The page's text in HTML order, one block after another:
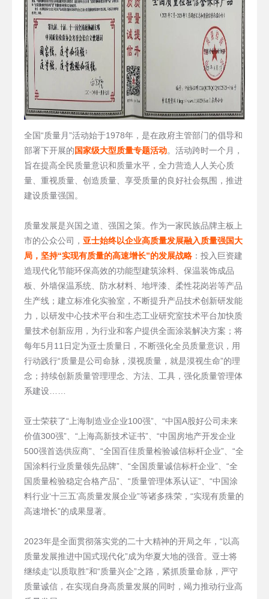
全国“质量月”活动始于1978年，是在政府主管部门的倡导和
部署下开展的国家级大型质量专题活动。活动跨时一个月，
旨在提高全民质量意识和质量水平，全力营造人人关心质
量、重视质量、创造质量、享受质量的良好社会氛围，推进
建设质量强国。
质量发展是兴国之道、强国之策。 作为一家民族品牌主板上
市的公众公司， 亚士始终以企业高质量发展融入质量强国大
局，坚持“实现有质量的高速增长”的发展战略 ：投入巨资建
造现代化节能环保高效的功能型建筑涂料、保温装饰成品
板、外墙保温系统、防水材料、地坪漆、柔性花岗岩等产品
生产线；建立标准化实验室，不断提升产品技术创新研发能
力，以研发中心技术平台和生态工业研究室技术平台加快质
量技术创新应用，为行业和客户提供全面涂装解决方案；将
每年5月11日定为亚士质量日，不断强化全员质量意识，用
行动践行“质量是公司命脉，漠视质量，就是漠视生命”的理
念；持续创新质量管理理念、方法、工具，强化质量管理体
系建设……
亚士荣获了“上海制造业企业100强”、“中国A股好公司未来
价值300强”、“上海高新技术证书”、“中国房地产开发企业
500强首选供应商”、“全国百佳质量检验诚信标杆企业”、“全
国涂料行业质量领先品牌”、“全国质量诚信标杆企业”、“全
国质量检验稳定合格产品”、“质量管理体系认证”、“中国涂
料行业‘十三五’高质量发展企业”等诸多殊荣，“实现有质量的
高速增长”的成果显著。
2023年是全面贯彻落实党的二十大精神的开局之年，“以高
质量发展推进中国式现代化”成为华夏大地的强音。亚士将
继续走“以质取胜”和“质量兴企”之路，紧抓质量命脉，严守
质量诚信，在实现自身高质量发展的同时，竭力推动行业高